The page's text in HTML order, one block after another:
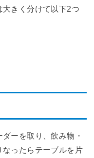
大きく分けて以下2つ
ーを取り、飲み物・
ったらテーブルを片